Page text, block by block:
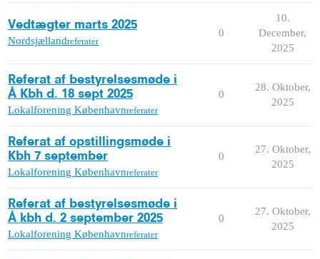
Vedtægter marts 2025
Nordsjællandreferater
0
10.
December,
2025
Referat af bestyrelsesmøde i
Å Kbh d. 18 sept 2025
Lokalforening Københavnreferater
0
28. Oktober,
2025
Referat af opstillingsmøde i
Kbh 7 september
Lokalforening Københavnreferater
0
27. Oktober,
2025
Referat af bestyrelsesmøde i
Å kbh d. 2 september 2025
Lokalforening Københavnreferater
0
27. Oktober,
2025